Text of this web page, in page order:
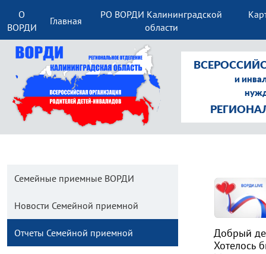
и
О
ВОРДИ
Главная
РО ВОРДИ Калининградской
области
Семейные приемные ВОРДИ
Новости Семейной приемной
Отчеты Семейной приемной
Добрый
Хотелось